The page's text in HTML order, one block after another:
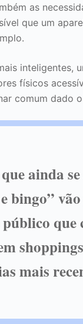
as
que um
inteligentes,
físicos
comum dado
ainda
bingo”
que
mais